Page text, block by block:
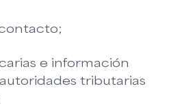
e información
tributarias